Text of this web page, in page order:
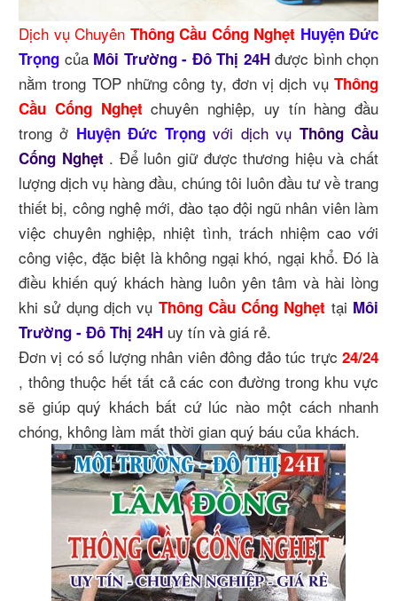
Dịch vụ Chuyên Thông Cầu Cống Nghẹt Huyện Đức
Trọng của Môi Trường - Đô Thị 24H được bình chọn
nằm trong TOP những công ty, đơn vị dịch vụ Thông
Cầu Cống Nghẹtchuyên nghiệp, uy tín hàng đầu
trong ở Huyện Đức Trọngvới dịch vụ Thông Cầu
Cống Nghẹt . Để luôn giữ được thương hiệu và chất
lượng dịch vụ hàng đầu, chúng tôi luôn đầu tư về trang
thiết bị, công nghệ mới, đào tạo đội ngũ nhân viên làm
việc chuyên nghiệp, nhiệt tình, trách nhiệm cao với
công việc, đặc biệt là không ngại khó, ngại khổ. Đó là
điều khiến quý khách hàng luôn yên tâm và hài lòng
khi sử dụng dịch vụ Thông Cầu Cống Nghẹt tại Môi
Trường - Đô Thị 24H uy tín và giá rẻ.
Đơn vị có số lượng nhân viên đông đảo túc trực 24/24
, thông thuộc hết tất cả các con đường trong khu vực
sẽ giúp quý khách bất cứ lúc nào một cách nhanh
chóng, không làm mất thời gian quý báu của khách.